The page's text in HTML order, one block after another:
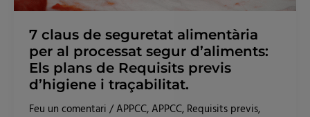
7 claus de seguretat alimentària
per al processat segur d’aliments:
Els plans de Requisits previs
d’higiene i traçabilitat.
Feu un comentari /APPCC, APPCC, Requisits previs,